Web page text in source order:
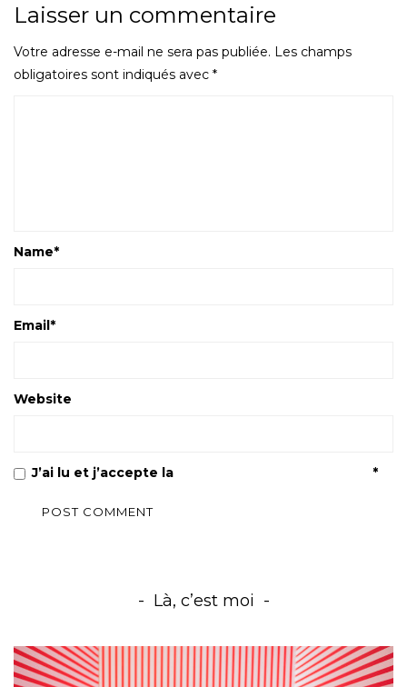
Laisser un commentaire
Votre adresse e-mail ne sera pas publiée. Les champs
obligatoires sont indiqués avec *
Name*
Email*
Website
J’ai lu et j’accepte la *
Là, c’est moi